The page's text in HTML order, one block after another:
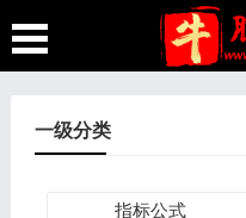
一级分类
指标公式